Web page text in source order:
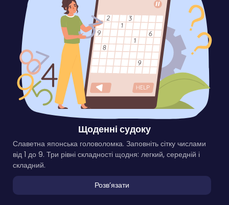
Щоденні судоку
Славетна японська головоломка. Заповніть сітку числами
від 1 до 9. Три рівні складності щодня: легкий, середній і
складний.
Розвʼязати